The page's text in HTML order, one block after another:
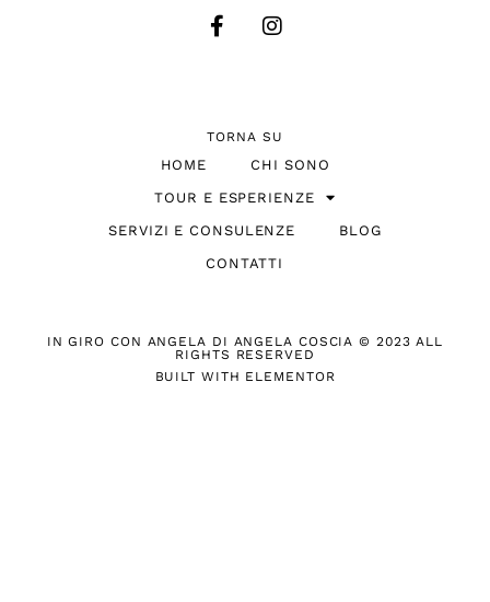
TORNA SU
HOME
CHI SONO
TOUR E ESPERIENZE
SERVIZI E CONSULENZE
BLOG
CONTATTI
IN GIRO CON ANGELA DI ANGELA COSCIA © 2023 ALL
RIGHTS RESERVED
BUILT WITH ELEMENTOR